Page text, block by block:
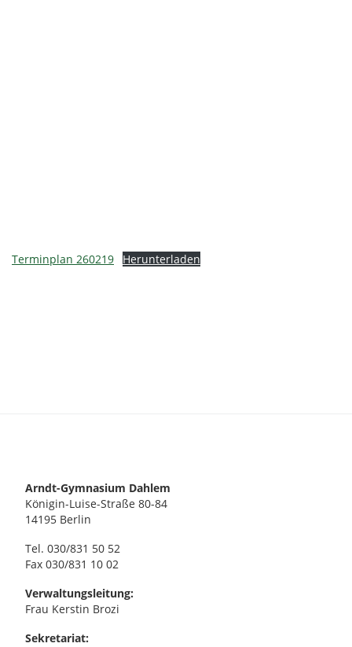
Terminplan 260219 Herunterladen
Arndt-Gymnasium Dahlem
Königin-Luise-Straße 80-84
14195 Berlin
Tel. 030/831 50 52
Fax 030/831 10 02
Verwaltungsleitung:
Frau Kerstin Brozi
Sekretariat: